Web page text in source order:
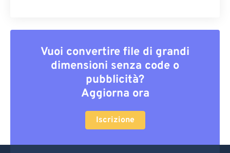
Vuoi convertire file di grandi
dimensioni senza code o
pubblicità?
Aggiorna ora
Iscrizione